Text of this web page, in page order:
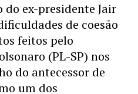
ex-presidente Jair
de coesão
feitos pelo
(PL-SP) nos
do antecessor de
um dos